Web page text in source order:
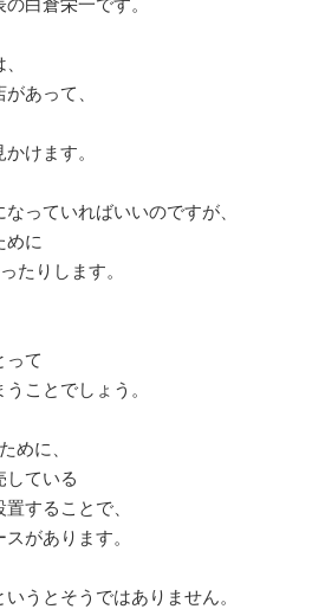
白倉栄一です。
あって、
けます。
っていればいいのですが、
めに
たりします。
って
ことでしょう。
めに、
している
することで、
があります。
うとそうではありません。